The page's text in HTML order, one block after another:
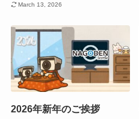
March 13, 2026
2026年新年のご挨拶